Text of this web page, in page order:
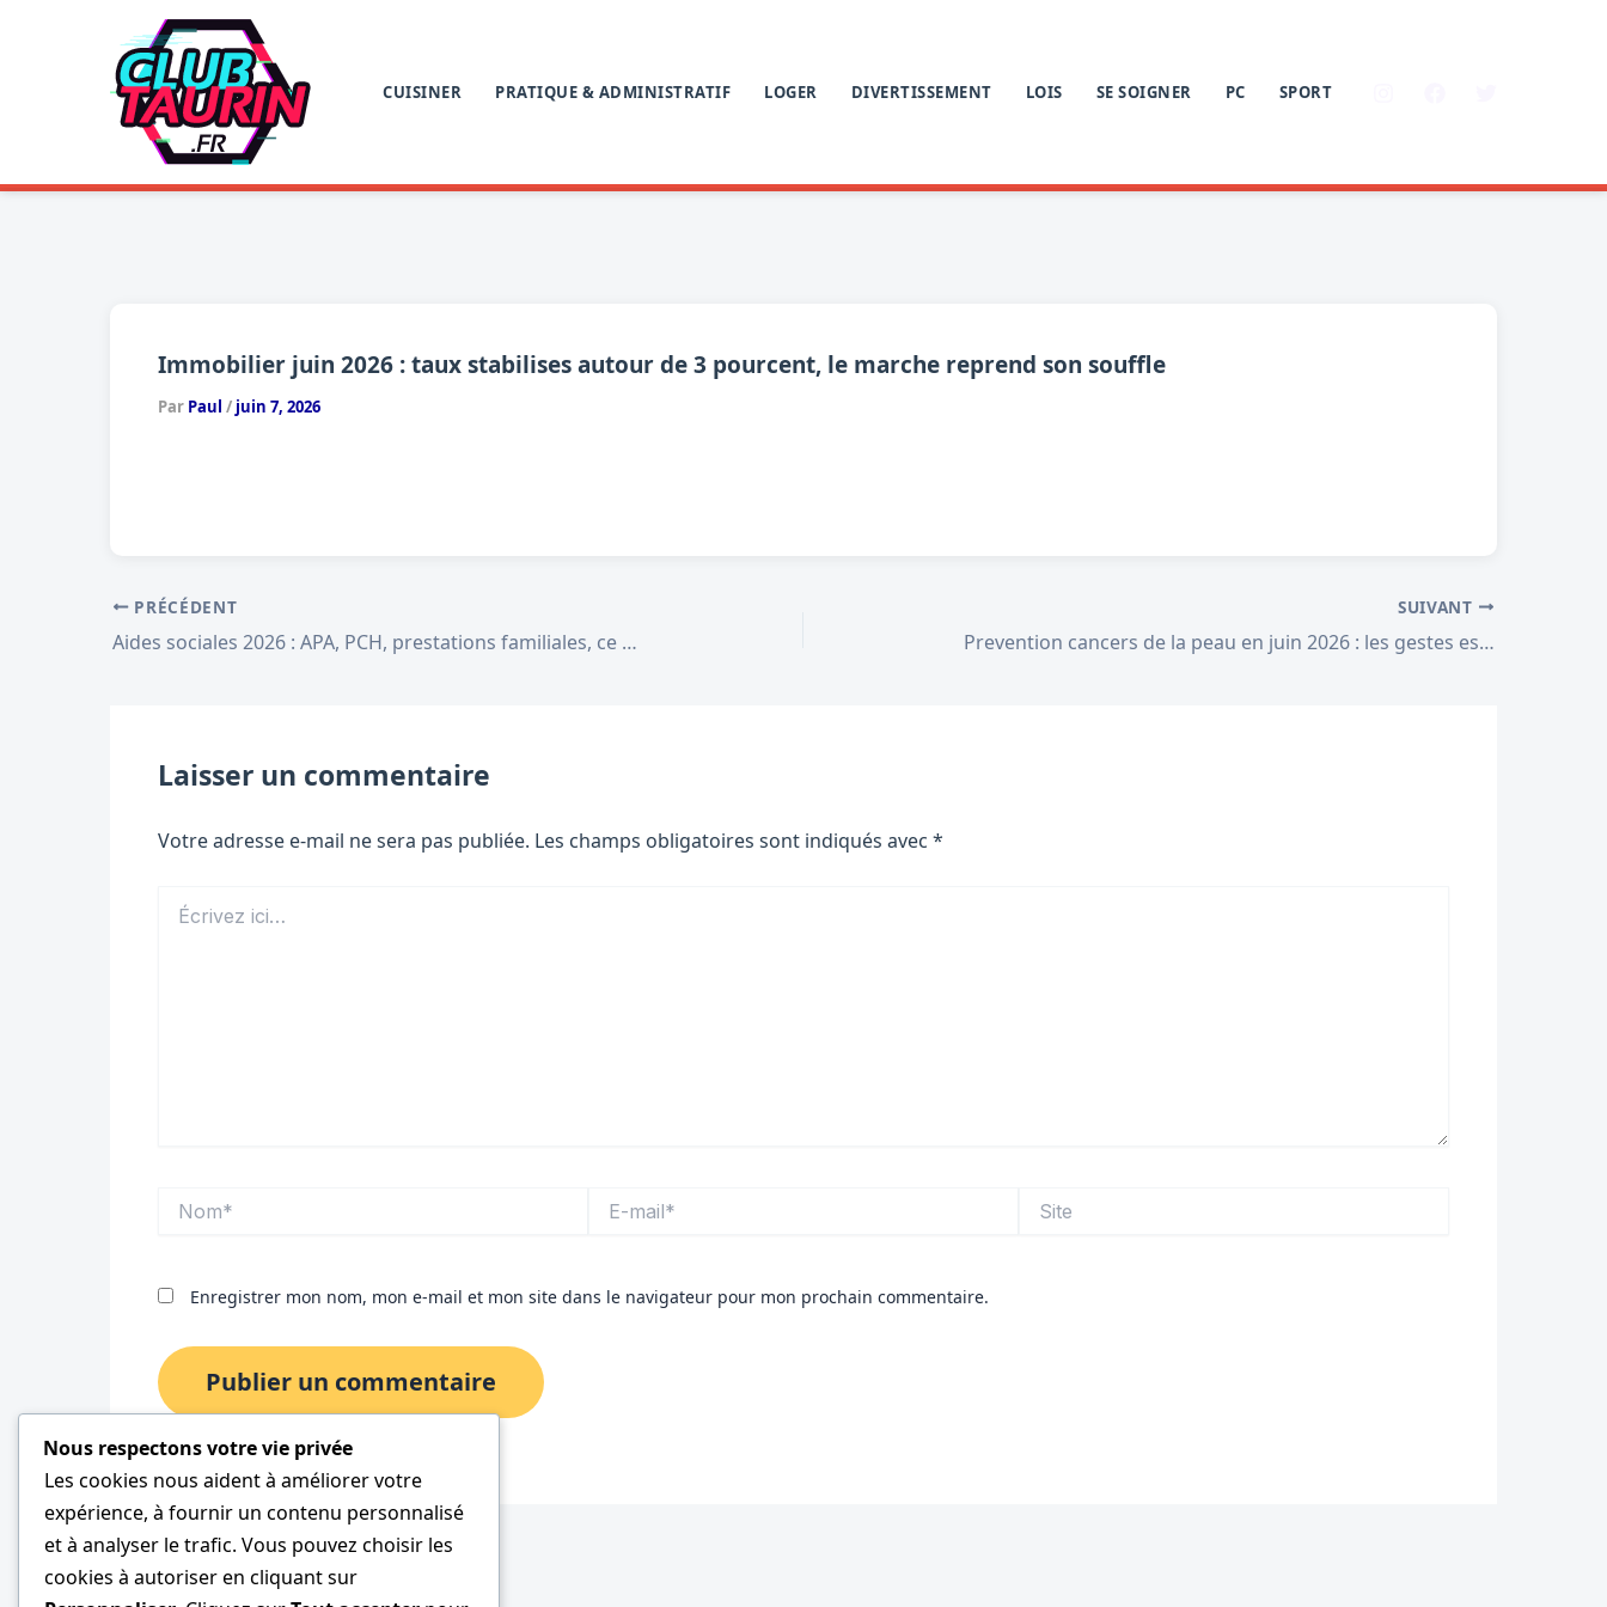
CUISINER PRATIQUE & ADMINISTRATIF LOGER DIVERTISSEMENT LOIS SE SOIGNER PC SPORT
Immobilier juin 2026 : taux stabilises autour de 3 pourcent, le marche reprend son souffle
Par Paul / juin 7, 2026
PRÉCÉDENT
Aides sociales 2026 : APA, PCH, prestations familiales, ce qui a change
SUIVANT
Prevention cancers de la peau en juin 2026 : les gestes essentiels pour un ete en bonne sante
Laisser un commentaire
Votre adresse e-mail ne sera pas publiée. Les champs obligatoires sont indiqués avec *
ici…
mail*
Enregistrer mon nom, mon e-mail et mon site dans le navigateur pour mon prochain commentaire.
Nous respectons votre vie privée
Les cookies nous aident à améliorer votre
expérience, à fournir un contenu personnalisé
et à analyser le trafic. Vous pouvez choisir les
cookies à autoriser en cliquant sur